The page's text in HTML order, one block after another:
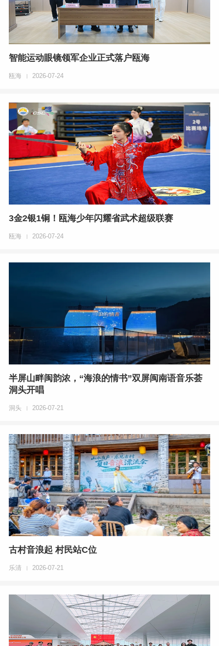
智能运动眼镜领军企业正式落户瓯海
瓯海 | 2026-07-24
3金2银1铜！瓯海少年闪耀省武术超级联赛
瓯海 | 2026-07-24
半屏山畔闽韵浓，“海浪的情书”双屏闽南语音乐荟
洞头开唱
洞头 | 2026-07-21
古村音浪起 村民站C位
乐清 | 2026-07-21